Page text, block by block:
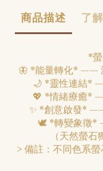
商品描述 了
*
🦋 *能量轉化* ——
🌙 *靈性連結*
💖 *情緒療癒*
✨ *創意啟發*
🕊️ *轉變象徵*
（天然螢
> 備註：不同色系